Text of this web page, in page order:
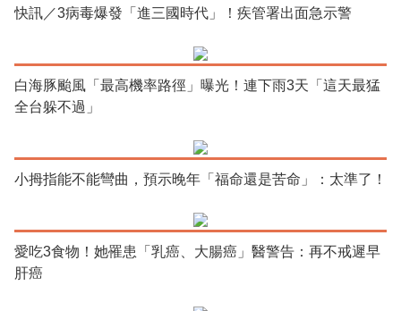
快訊／3病毒爆發「進三國時代」！疾管署出面急示警
白海豚颱風「最高機率路徑」曝光！連下雨3天「這天最猛
全台躲不過」
小拇指能不能彎曲，預示晚年「福命還是苦命」：太準了！
愛吃3食物！她罹患「乳癌、大腸癌」醫警告：再不戒遲早
肝癌